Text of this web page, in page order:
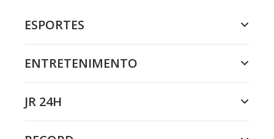
ESPORTES
ENTRETENIMENTO
JR 24H